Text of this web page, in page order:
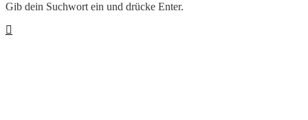
Gib dein Suchwort ein und drücke Enter.